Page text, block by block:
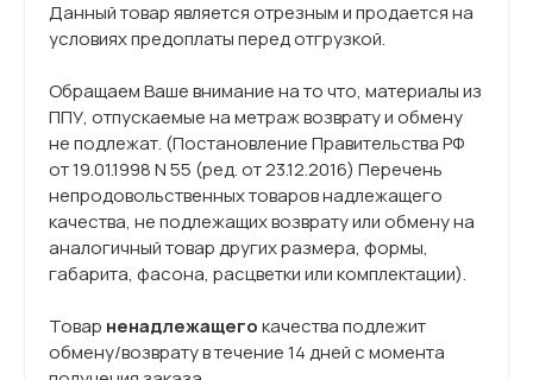
Данный товар является отрезным и продается на
условиях предоплаты перед отгрузкой.
Обращаем Ваше внимание на то что, материалы из
ППУ, отпускаемые на метраж возврату и обмену
не подлежат. (Постановление Правительства РФ
от 19.01.1998 N 55 (ред. от 23.12.2016) Перечень
непродовольственных товаров надлежащего
качества, не подлежащих возврату или обмену на
аналогичный товар других размера, формы,
габарита, фасона, расцветки или комплектации).
Товар ненадлежащегокачества подлежит
обмену/возврату в течение 14 дней с момента